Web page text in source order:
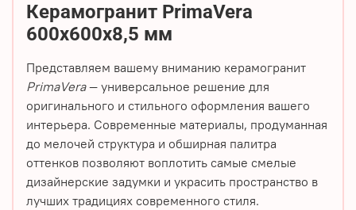
Керамогранит PrimaVera
600х600х8,5 мм
Представляем вашему вниманию керамогранит
PrimaVera— универсальное решение для
оригинального и стильного оформления вашего
интерьера. Современные материалы, продуманная
до мелочей структура и обширная палитра
оттенков позволяют воплотить самые смелые
дизайнерские задумки и украсить пространство в
лучших традициях современного стиля.